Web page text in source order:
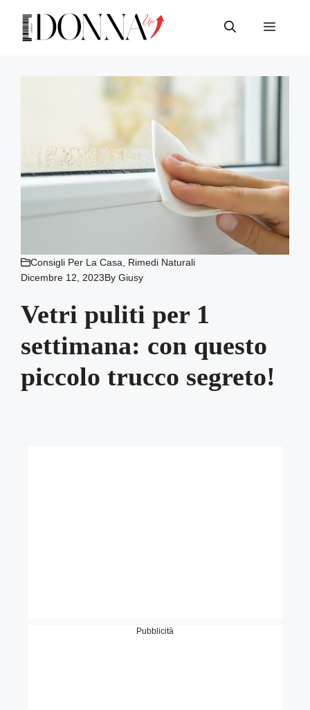
contenuto
Menu
Consigli Per La Casa, Rimedi Naturali
Dicembre 12, 2023ByGiusy
Vetri puliti per 1
settimana: con questo
piccolo trucco segreto!
Pubblicità